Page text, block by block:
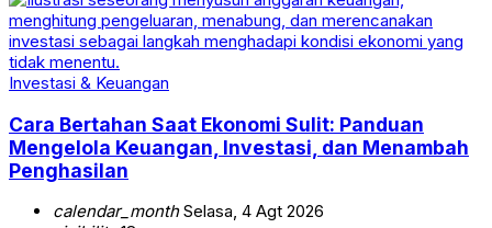
Investasi & Keuangan
Cara Bertahan Saat Ekonomi Sulit: Panduan
Mengelola Keuangan, Investasi, dan Menambah
Penghasilan
calendar_monthSelasa, 4 Agt 2026